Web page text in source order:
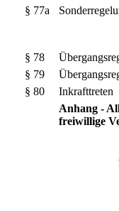
§ 77a
§ 78
§ 79
§ 80
Inkrafttreten
Anhang -
freiwillige